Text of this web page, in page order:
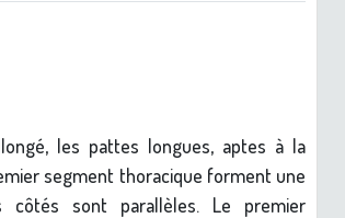
les pattes longues, aptes à la
segment thoracique forment une
côtés sont parallèles. Le premier